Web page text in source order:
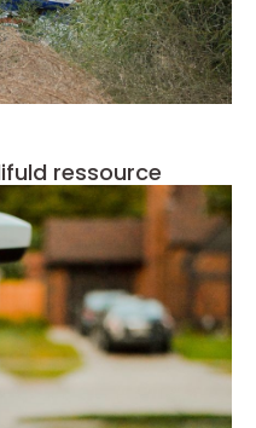
ressource